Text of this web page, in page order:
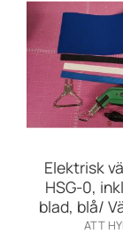
Elektrisk
HSG-0,
blad, blå/
ATT